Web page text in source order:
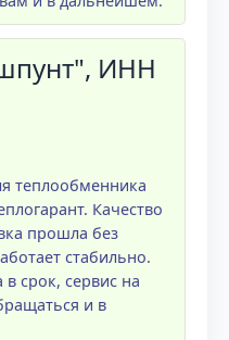
ИНН
теплообменника
Качество
прошла без
стабильно.
срок, сервис на
и в